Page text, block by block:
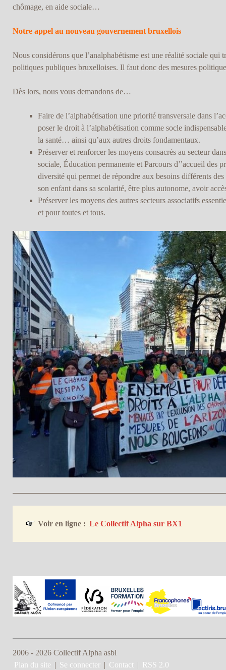
chômage, en aide sociale…
Notre appel au nouveau gouvernement bruxellois
Nous considérons que l’analphabétisme est une réalité sociale qui
politiques publiques bruxelloises. Il faut donc des mesures
Dès lors, nous vous demandons de…
Faire de l’alphabétisation une priorité transversale dans
poser le droit à l’alphabétisation comme socle
la santé… ainsi qu’aux autres droits fondamentaux.
Préserver et renforcer les moyens consacrés au secteur
sociale, Éducation permanente et Parcours d’’accueil des
diversité qui permet de répondre aux besoins différents
son enfant dans sa scolarité, être plus autonome, avoir
Préserver les moyens des autres secteurs associatifs
et pour toutes et tous.
Voir en ligne : Le Collectif Alpha sur BX1
2006 - 2026 Collectif Alpha asbl
Plan du site | Se connecter | Contact | RSS 2.0